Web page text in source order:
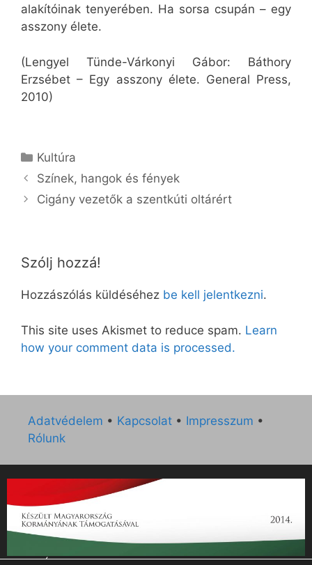
alakítóinak tenyerében. Ha sorsa csupán – egy
asszony élete.
(Lengyel Tünde-Várkonyi Gábor: Báthory
Erzsébet – Egy asszony élete. General Press,
2010)
Kategória
Kultúra
Színek, hangok és fények
Cigány vezetők a szentkúti oltárért
Szólj hozzá!
Hozzászólás küldéséhez be kell jelentkezni.
This site uses Akismet to reduce spam. Learn
how your comment data is processed.
Adatvédelem • Kapcsolat • Impresszum •
Rólunk